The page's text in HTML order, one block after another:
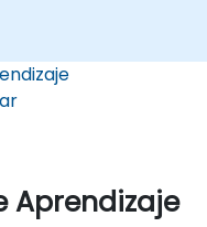
Aprendizaje